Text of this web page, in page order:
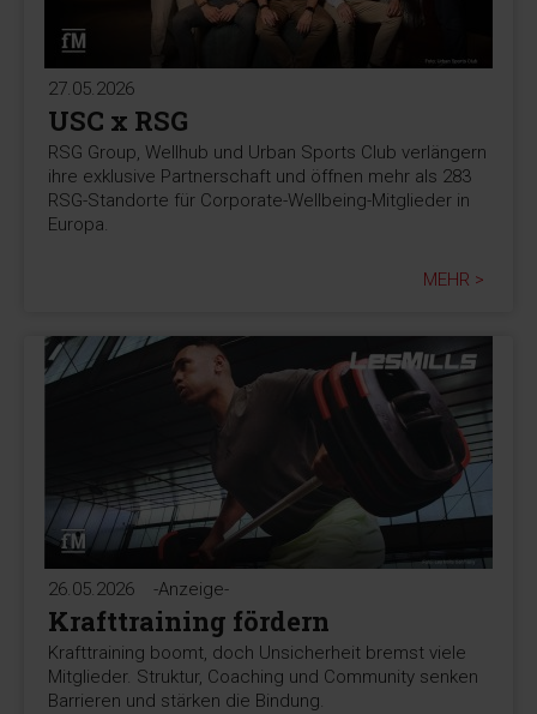
27.05.2026
USC x RSG
RSG Group, Wellhub und Urban Sports Club verlängern
ihre exklusive Partnerschaft und öffnen mehr als 283
RSG-Standorte für Corporate-Wellbeing-Mitglieder in
Europa.
MEHR >
26.05.2026 -Anzeige-
Krafttraining fördern
Krafttraining boomt, doch Unsicherheit bremst viele
Mitglieder. Struktur, Coaching und Community senken
Barrieren und stärken die Bindung.